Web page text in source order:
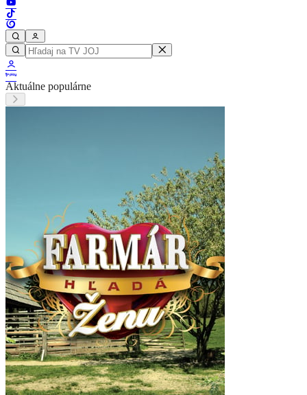
Aktuálne populárne